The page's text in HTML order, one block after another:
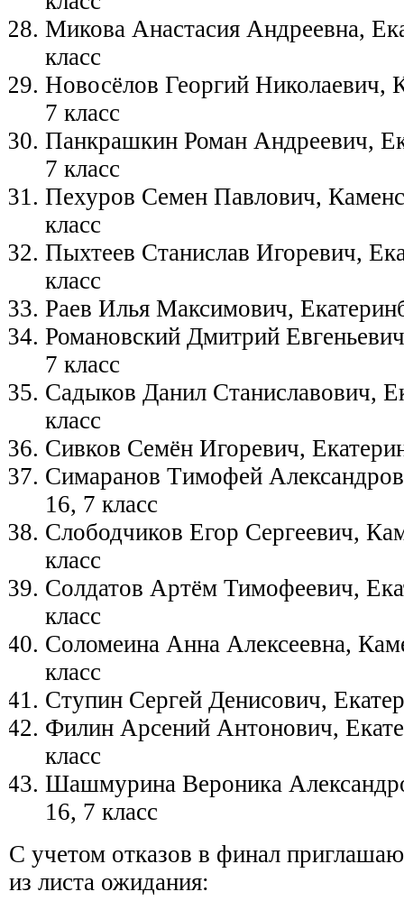
Микова Анастасия Андреевна,
класс
Новосёлов Георгий
7 класс
Панкрашкин Роман Андреевич,
7 класс
Пехуров Семен Павлович,
класс
Пыхтеев Станислав Игоревич,
класс
Раев Илья Максимович,
Романовский Дмитрий
7 класс
Садыков Данил Станиславович,
класс
Сивков Семён Игоревич,
Симаранов Tимофей
16, 7 класс
Слободчиков Егор Сергеевич,
класс
Солдатов Артём Тимофеевич,
класс
Соломеина Анна Алексеевна,
класс
Ступин Сергей Денисович,
Филин Арсений Антонович,
класс
Шашмурина Вероника
16, 7 класс
С учетом отказов в финал
из листа ожидания: